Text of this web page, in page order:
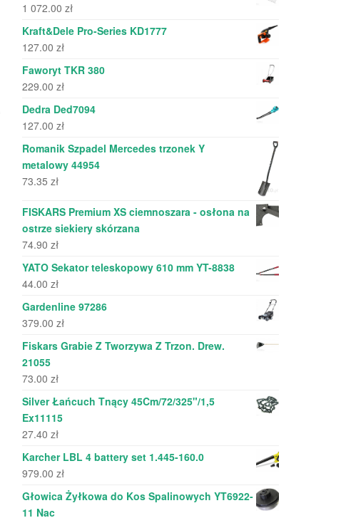
1 072.00 zł
Kraft&Dele Pro-Series KD1777
127.00 zł
Faworyt TKR 380
229.00 zł
Dedra Ded7094
127.00 zł
Romanik Szpadel Mercedes trzonek Y
metalowy 44954
73.35 zł
FISKARS Premium XS ciemnoszara - osłona na
ostrze siekiery skórzana
74.90 zł
YATO Sekator teleskopowy 610 mm YT-8838
44.00 zł
Gardenline 97286
379.00 zł
Fiskars Grabie Z Tworzywa Z Trzon. Drew.
21055
73.00 zł
Silver Łańcuch Tnący 45Cm/72/325"/1,5
Ex11115
27.40 zł
Karcher LBL 4 battery set 1.445-160.0
979.00 zł
Głowica Żyłkowa do Kos Spalinowych YT6922-
11 Nac